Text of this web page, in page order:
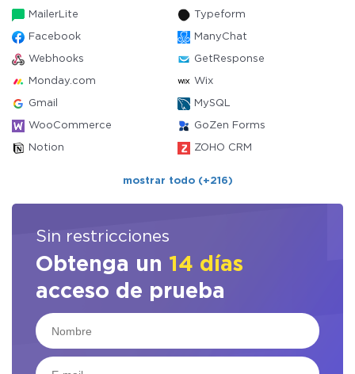
MailerLite Typeform
Facebook ManyChat
Webhooks GetResponse
Monday.com Wix
Gmail MySQL
WooCommerce GoZen Forms
Notion ZOHO CRM
mostrar todo (+216)
Sin restricciones
Obtenga un 14 días
acceso de prueba